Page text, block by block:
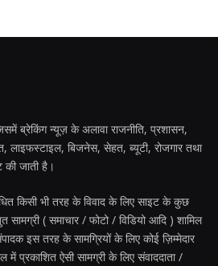
ब्रेकिंग न्यूज़ के अलावा राजनीति, प्रशासन,
बिजनेस, सेहत, ब्यूटी, रोजगार तथा
जाती है।
किसी भी तरह के विवाद के लिए साइट के कुछ
सामग्री ( समाचार / फोटो / विडियो आदि ) शामिल
इस तरह के सामग्रियों के लिए कोई ज़िम्मेदार
में प्रकाशित ऐसी सामग्री के लिए संवाददाता /